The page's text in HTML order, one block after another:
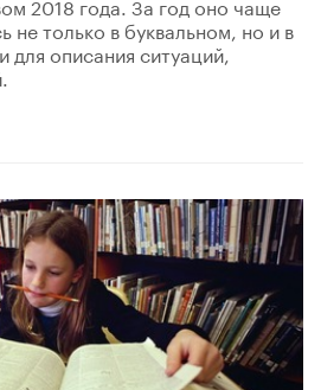
не только в буквальном, но и в
для описания ситуаций,